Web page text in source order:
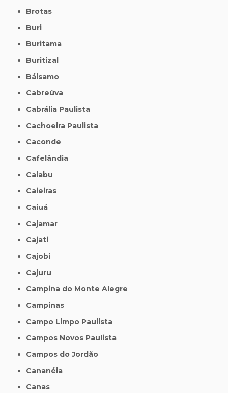
Brotas
Buri
Buritama
Buritizal
Bálsamo
Cabreúva
Cabrália Paulista
Cachoeira Paulista
Caconde
Cafelândia
Caiabu
Caieiras
Caiuá
Cajamar
Cajati
Cajobi
Cajuru
Campina do Monte Alegre
Campinas
Campo Limpo Paulista
Campos Novos Paulista
Campos do Jordão
Cananéia
Canas